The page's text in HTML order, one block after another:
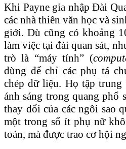
Khi Payne gia nhập Đài
các nhà thiên văn học và
giới. Dù cũng có khoảng
làm việc tại đài quan sát,
trò là “máy tính” (
dùng để chỉ các phụ tá
chép dữ liệu. Họ tập
ánh sáng trong quang phổ
thay đổi của các ngôi sao
một trong số ít phụ nữ
toán, mà được trao cơ hội